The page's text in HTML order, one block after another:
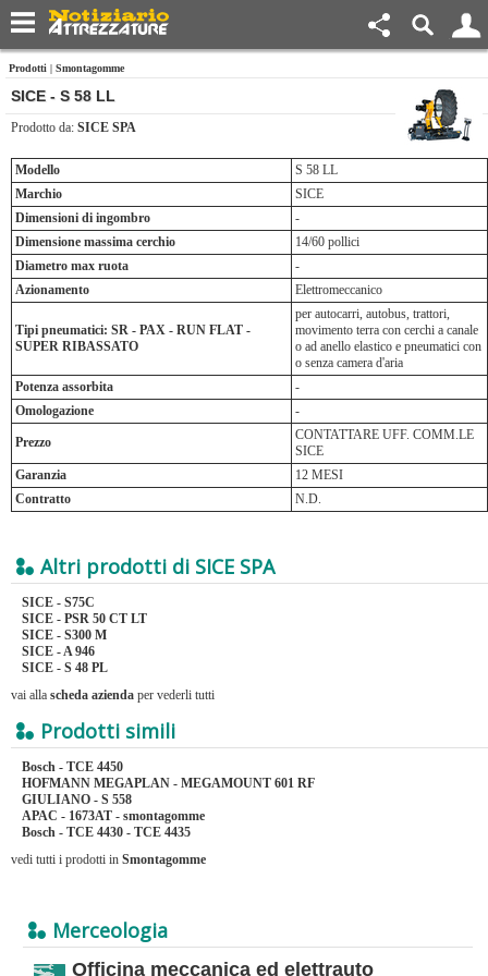
Prodotti | Smontagomme
SICE - S 58 LL
Prodotto da: SICE SPA
Modello
S 58 LL
Marchio
SICE
Dimensioni di ingombro
-
Dimensione massima cerchio
14/60 pollici
Diametro max ruota
-
Azionamento
Elettromeccanico
Tipi pneumatici: SR - PAX - RUN FLAT -
SUPER RIBASSATO
per autocarri, autobus, trattori,
movimento terra con cerchi a canale
o ad anello elastico e pneumatici con
o senza camera d'aria
Potenza assorbita
-
Omologazione
-
Prezzo
CONTATTARE UFF. COMM.LE
SICE
Garanzia
12 MESI
Contratto
N.D.
Altri prodotti di SICE SPA
SICE - S75C
SICE - PSR 50 CT LT
SICE - S300 M
SICE - A 946
SICE - S 48 PL
vai alla scheda azienda per vederli tutti
Prodotti simili
Bosch - TCE 4450
HOFMANN MEGAPLAN - MEGAMOUNT 601 RF
GIULIANO - S 558
APAC - 1673AT - smontagomme
Bosch - TCE 4430 - TCE 4435
vedi tutti i prodotti in Smontagomme
Merceologia
Officina meccanica ed elettrauto